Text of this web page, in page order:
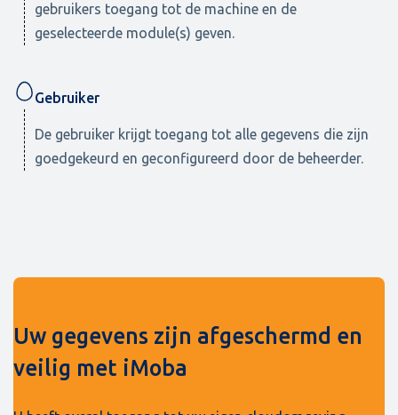
gebruikers toegang tot de machine en de
geselecteerde module(s) geven.
Gebruiker
De gebruiker krijgt toegang tot alle gegevens die zijn
goedgekeurd en geconfigureerd door de beheerder.
Uw gegevens zijn afgeschermd en
veilig met iMoba